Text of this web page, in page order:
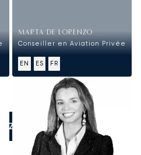
MARTA DE LORENZO
Conseiller en Aviation Privée
EN ES FR
NOUS